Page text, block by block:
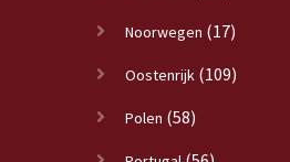
Noorwegen (17)
Oostenrijk (109)
Polen (58)